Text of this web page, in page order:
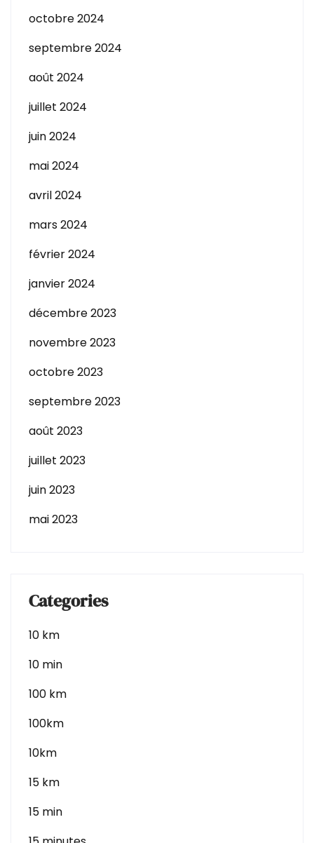
octobre 2024
septembre 2024
août 2024
juillet 2024
juin 2024
mai 2024
avril 2024
mars 2024
février 2024
janvier 2024
décembre 2023
novembre 2023
octobre 2023
septembre 2023
août 2023
juillet 2023
juin 2023
mai 2023
Categories
10 km
10 min
100 km
100km
10km
15 km
15 min